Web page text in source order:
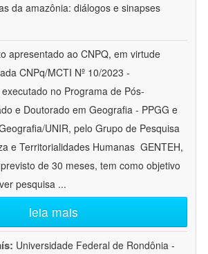
da amazônia: diálogos e sinapses
apresentado ao CNPQ, em virtude
CNPq/MCTI Nº 10/2023 -
no Programa de Pós-
e Doutorado em Geografia - PPGG e
UNIR, pelo Grupo de Pesquisa
e Territorialidades Humanas  GENTEH,
de 30 meses, tem como objetivo
pesquisa ...
leia mais
Universidade Federal de Rondônia -